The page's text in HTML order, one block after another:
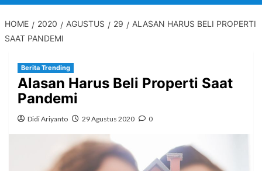
HOME 2020 AGUSTUS 29
ALASAN HARUS BELI PROPERTI
SAAT PANDEMI
Berita Trending
Alasan Harus Beli Properti Saat
Pandemi
Didi Ariyanto 29 Agustus 2020 0